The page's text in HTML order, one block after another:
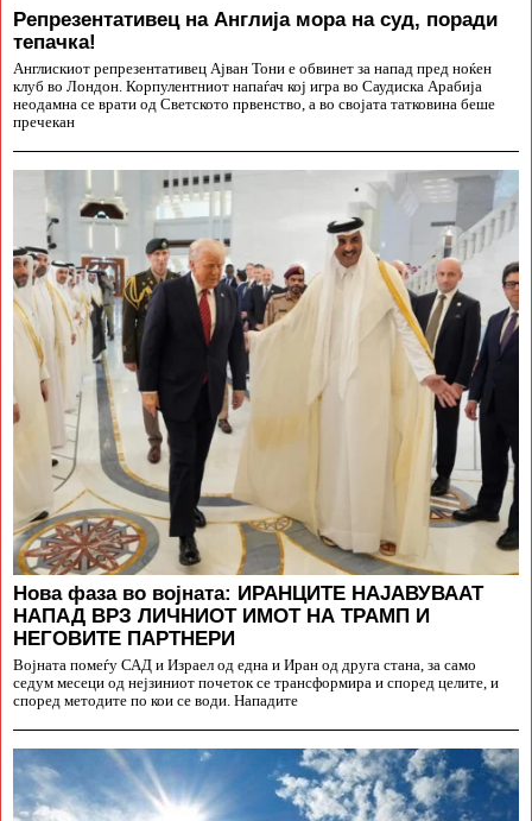
Репрезентативец на Англија мора на суд, поради
тепачка!
Англискиот репрезентативец Ајван Тони е обвинет за напад пред ноќен
клуб во Лондон. Корпулентниот напаѓач кој игра во Саудиска Арабија
неодамна се врати од Светското првенство, а во својата татковина беше
пречекан
Нова фаза во војната: ИРАНЦИТЕ НАЈАВУВААТ
НАПАД ВРЗ ЛИЧНИОТ ИМОТ НА ТРАМП И
НЕГОВИТЕ ПАРТНЕРИ
Војната помеѓу САД и Израел од една и Иран од друга стана, за само
седум месеци од нејзиниот почеток се трансформира и според целите, и
според методите по кои се води. Нападите